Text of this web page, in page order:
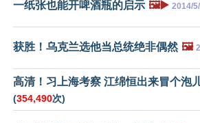
一纸张也能开啤酒瓶的启示 🖼️▶️ 2014/
获胜！乌克兰选他当总统绝非偶然 🖼️
高清！习上海考察 江绵恒出来冒个泡
(354,490次)